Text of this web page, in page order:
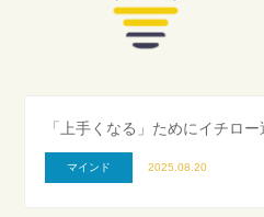
「上手くなる」ためにイチロ
マインド 2025.08.20